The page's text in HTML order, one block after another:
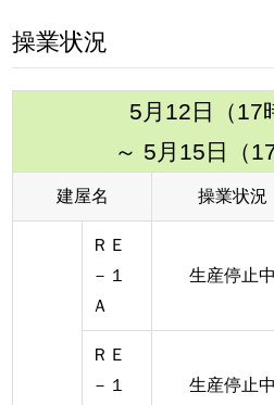
操業状況
5月12日（17
～ 5月15日（
建屋名 操業状況
ＲＥ
－１
Ａ
生産停止中
ＲＥ
－１
生産停止中